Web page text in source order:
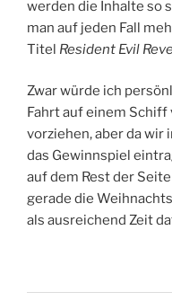
werden die Inhalte so
man auf jeden Fall
Titel Resident Evil
Zwar würde ich
Fahrt auf einem Schiff
vorziehen, aber da wir
das Gewinnspiel
auf dem Rest der
gerade die
als ausreichend Zeit